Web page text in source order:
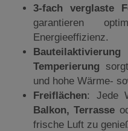
3-fach verglaste
garantieren
Energieeffizienz.
Temperierung
und hohe Wärme-
Freiflächen: Jede
Balkon, Terrasse
frische Luft zu